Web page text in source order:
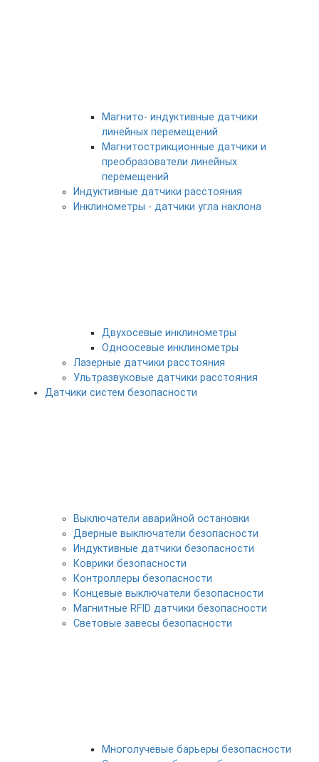
Магнито- индуктивные датчики
линейных перемещений
Магнитострикционные датчики и
преобразователи линейных
перемещений
Индуктивные датчики расстояния
Инклинометры - датчики угла наклона
Двухосевые инклинометры
Одноосевые инклинометры
Лазерные датчики расстояния
Ультразвуковые датчики расстояния
Датчики систем безопасности
Выключатели аварийной остановки
Дверные выключатели безопасности
Индуктивные датчики безопасности
Коврики безопасности
Контроллеры безопасности
Концевые выключатели безопасности
Магнитные RFID датчики безопасности
Световые завесы безопасности
Многолучевые барьеры безопасности